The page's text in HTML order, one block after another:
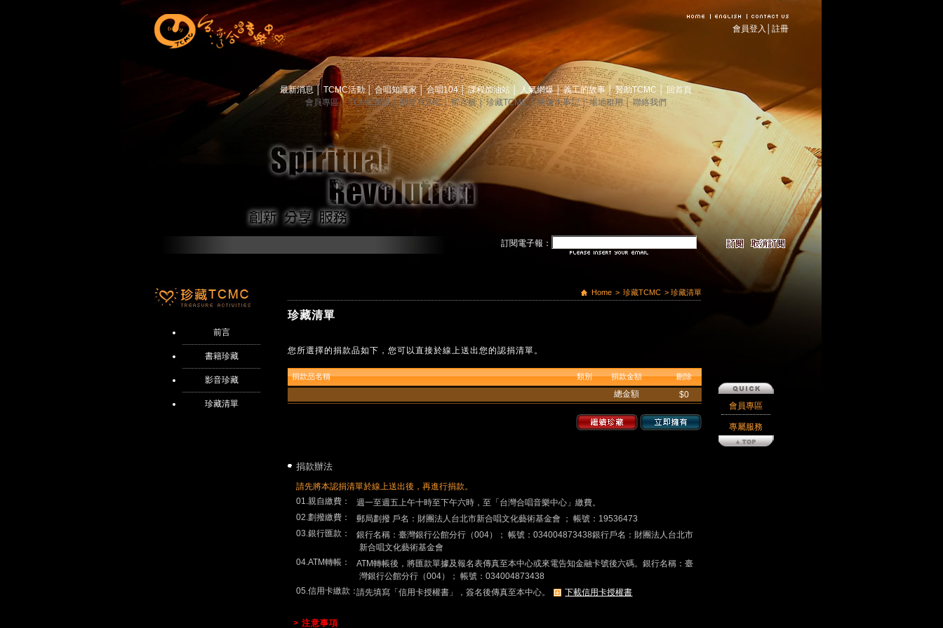
註冊
會員登入
最新消息 TCMC活動│ 合唱知識家│ 合唱104│ 課程加油站 人氣網爆│ 義工的故事 │ 贊助TCMC │ 回首頁
會員專區│ TCMC會訊│ 關於TCMC│ 留言板│ 珍藏TCMC│ 映像大事記│ 場地租用│ 聯絡我們
訂閱電子報：
前言
書籍珍藏
影音珍藏
珍藏清單
Home > 珍藏TCMC > 珍藏清單
珍藏清單
您所選擇的捐款品如下，您可以直接於線上送出您的認捐清單。
捐款品名稱 類別 捐款金額 刪除
總金額 $0
捐款辦法
請先將本認捐清單於線上送出後，再進行捐款。
01.親自繳費：
週一至週五上午十時至下午六時，至「台灣合唱音樂中心」繳費。
02.劃撥繳費：
郵局劃撥 戶名：財團法人台北市新合唱文化藝術基金會 ； 帳號：19536473
03.銀行匯款：
銀行名稱：臺灣銀行公館分行（004）； 帳號：034004873438銀行戶名：財團法人台北市
新合唱文化藝術基金會
04.ATM轉帳：
ATM轉帳後，將匯款單據及報名表傳真至本中心或來電告知金融卡號後六碼。銀行名稱：臺
灣銀行公館分行（004）； 帳號：034004873438
05.信用卡繳款：請先填寫「信用卡授權書」，簽名後傳真至本中心。 下載信用卡授權書
> 注意事項
會員專區
專屬服務